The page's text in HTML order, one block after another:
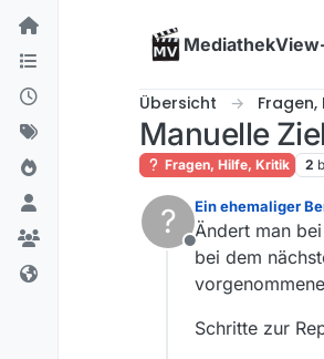
Skip to content
Übersicht Fragen,
Manuelle
Fragen, Hilfe, Kritik 2
?
Offline
Ein ehemaliger
Ändert man
bei dem
Schritte zur